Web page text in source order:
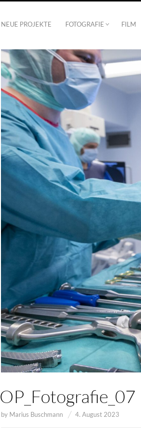
NEUE PROJEKTE FOTOGRAFIE FILM
OP_Fotografie_07
by Marius Buschmann 4. August 2023